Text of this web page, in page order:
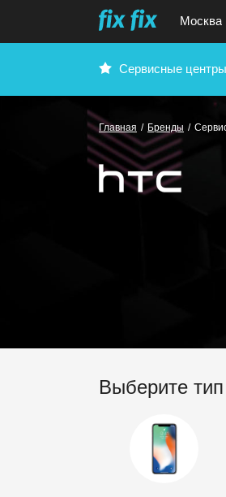
Москва
Сервисные центры
Главная / Бренды /
Выберите тип